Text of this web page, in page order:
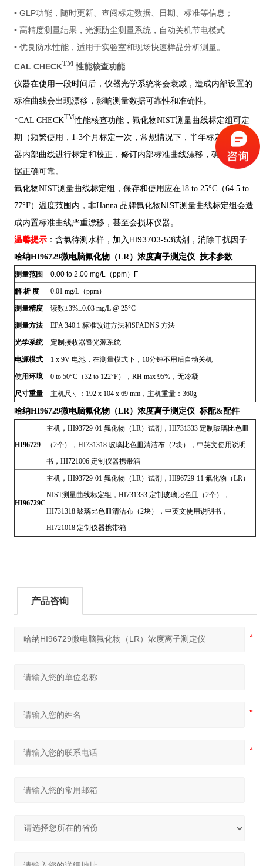
▪ GLP功能，随时更新、查阅标定数据、日期、标准等信息；
▪ 高精度测量结果，光源防尘测量系统，自动关机节电模式
▪ 优良防水性能，适用于实验室和现场快速样品分析测量。
CAL CHECKTM性能核查功能
仪器在使用一段时间后，仪器光学系统将会衰减，造成内部设置的
标准曲线会出现漂移，影响测量数据可靠性和准确性。
*CAL CHECKTM性能核查功能，氟化物NIST测量曲线标定组可定
期（频繁使用， 1-3个月标定一次，常规情况下，半年标定
一次）仪
器内部曲线进行标定和校正，修订内部标准曲线漂移，确保测量数
据正确可靠。
氟化物NIST测量曲线标定组，保存和使用应在18 to 25°C（64.5 to
77°F） 温度范围内，非Hanna 品牌氟化物NIST测量曲线标定组会造
成内置标准曲线严重漂移，甚至会损坏仪器。
温馨提示：含氯待测水样，加入 HI93703-53试剂，消除干扰因子
哈纳HI96729微电脑氟化物（LR）浓度离子测定仪 技术参数
测量范围 0.00 to 2.00 mg/L（ppm）F
解 析 度 0.01 mg/L（ppm）
测量精度 读数±3%±0.03 mg/L @ 25°C
测量方法 EPA 340.1 标准改进方法和SPADNS 方法
光学系统 定制接收器暨光源系统
电源模式 1 x 9V 电池，在测量模式下，10分钟不用后自动关机
使用环境 0 to 50°C（32 to 122°F），RH max 95%，无冷凝
尺寸重量 主机尺寸：192 x 104 x 69 mm，主机重量：360g
哈纳HI96729微电脑氟化物（LR）浓度离子测定仪 标配&配件
HI96729
主机，HI93729-01 氟化物（LR）试剂，HI731333 定制玻璃比色皿
（2个），HI731318 玻璃比色皿清洁布（2块），中英文使用说明
书，HI721006 定制仪器携带箱
HI96729C
主机，HI93729-01 氟化物（LR）试剂，HI96729-11 氟化物（LR）
NIST测量曲线标定组，HI731333 定制玻璃比色皿（2个），
HI731318 玻璃比色皿清洁布（2块），中英文使用说明书，
HI721018 定制仪器携带箱
产品咨询